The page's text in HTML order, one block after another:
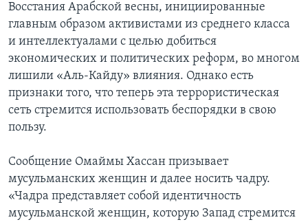
Восстания Арабской весны, инициированные
главным образом активистами из среднего класса
и интеллектуалами с целью добиться
экономических и политических реформ, во многом
лишили «Аль-Кайду» влияния. Однако есть
признаки того, что теперь эта террористическая
сеть стремится использовать беспорядки в свою
пользу.
Сообщение Омаймы Хассан призывает
мусульманских женщин и далее носить чадру.
«Чадра представляет собой идентичность
мусульманской женщин, которую Запад стремится